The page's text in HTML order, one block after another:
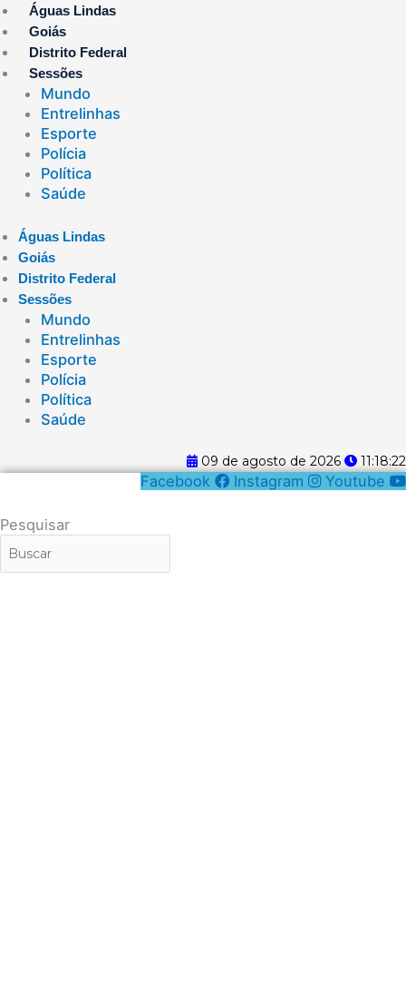
Ir
para
o
conteúdo
Águas Lindas
Goiás
Distrito Federal
Sessões
Mundo
Entrelinhas
Esporte
Polícia
Política
Saúde
Águas Lindas
Goiás
Distrito Federal
Sessões
Mundo
Entrelinhas
Esporte
Polícia
Política
Saúde
09 de agosto de 2026 11:18:22
Facebook Instagram Youtube
Pesquisar